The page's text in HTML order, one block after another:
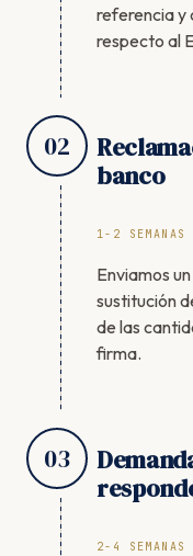
referencia y
respecto al
02
banco
1-2 SEMANAS
Enviamos
sustitución
de las
firma.
03
2-4 SEMANAS